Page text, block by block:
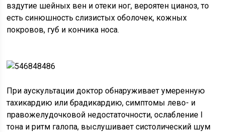
вздутие шейных вен и отеки ног, вероятен цианоз, то
есть синюшность слизистых оболочек, кожных
покровов, губ и кончика носа.
При аускультации доктор обнаруживает умеренную
тахикардию или брадикардию, симптомы лево- и
правожелудочковой недостаточности, ослабление I
тона и ритм галопа, выслушивает систолический шум